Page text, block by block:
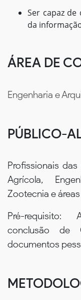
Ser capaz
da
ÁREA DE
Engenharia e
PÚBLICO-
Profissionais
Agrícola,
Zootecnia e
Pré-requisito:
conclusão de
documentos